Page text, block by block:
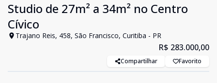
Studio de 27m² a 34m² no Centro
Cívico
Trajano Reis, 458, São Francisco, Curitiba - PR
R$ 283.000,00
Compartilhar Favorito